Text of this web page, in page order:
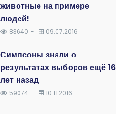
животные на примере
людей!
83640 09.07.2016
Симпсоны знали о
результатах выборов ещё 16
лет назад
59074 10.11.2016